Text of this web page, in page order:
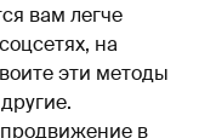
вам легче
на
эти методы
в